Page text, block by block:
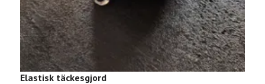
Elastisk täckesgjord